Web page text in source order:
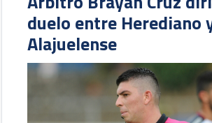
duelo entre Herediano
Alajuelense